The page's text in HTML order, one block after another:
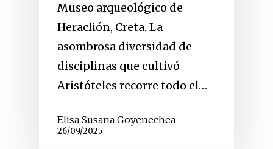
Museo arqueológico de
Heraclión, Creta. La
asombrosa diversidad de
disciplinas que cultivó
Aristóteles recorre todo el…
Elisa Susana Goyenechea
26/09/2025